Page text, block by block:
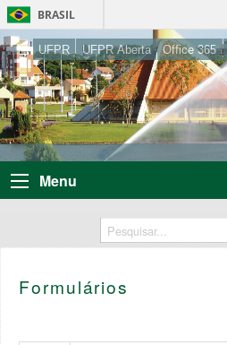
BRASIL
UFPR UFPR Aberta Office 365
Menu
Formulários